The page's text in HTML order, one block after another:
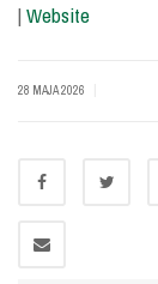
| Website
28 MAJA 2026